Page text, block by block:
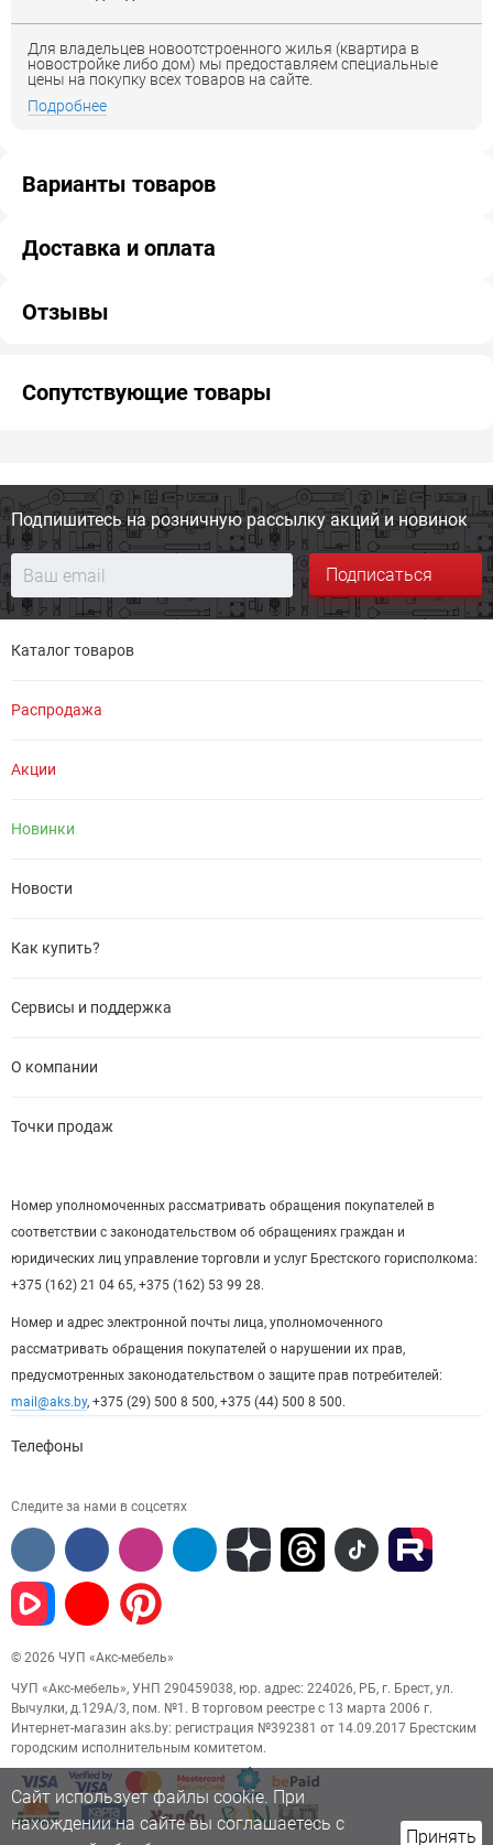
Для владельцев новоотстроенного жилья (квартира в
новостройке либо дом) мы предоставляем специальные
цены на покупку всех товаров на сайте.
Подробнее
Варианты товаров
Доставка и оплата
Отзывы
Сопутствующие товары
Подпишитесь на розничную рассылку акций и новинок
Подписаться
Каталог товаров
Распродажа
Акции
Новинки
Новости
Как купить?
Сервисы и поддержка
О компании
Точки продаж
Номер уполномоченных рассматривать обращения покупателей в
соответствии с законодательством об обращениях граждан и
юридических лиц управление торговли и услуг Брестского горисполкома:
+375 (162) 21 04 65, +375 (162) 53 99 28.
Номер и адрес электронной почты лица, уполномоченного
рассматривать обращения покупателей о нарушении их прав,
предусмотренных законодательством о защите прав потребителей:
mail@aks.by, +375 (29) 500 8 500, +375 (44) 500 8 500.
Телефоны
Следите за нами в соцсетях
© 2026 ЧУП «Акс-мебель»
ЧУП «Акс-мебель», УНП 290459038, юр. адрес: 224026, РБ, г. Брест, ул.
Вычулки, д.129А/3, пом. №1. В торговом реестре с 13 марта 2006 г.
Интернет-магазин aks.by: регистрация №392381 от 14.09.2017 Брестским
городским исполнительным комитетом.
Сайт использует файлы cookie. При
нахождении на сайте вы соглашаетесь с
Принять